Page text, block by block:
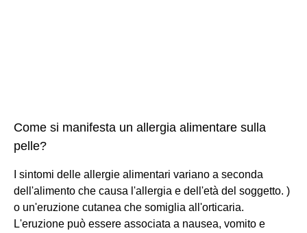
Come si manifesta un allergia alimentare sulla
pelle?
I sintomi delle allergie alimentari variano a seconda
dell'alimento che causa l'allergia e dell'età del soggetto. )
o un'eruzione cutanea che somiglia all'orticaria.
L'eruzione può essere associata a nausea, vomito e